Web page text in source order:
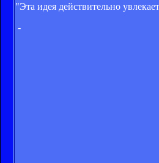
"Эта идея действительно
-